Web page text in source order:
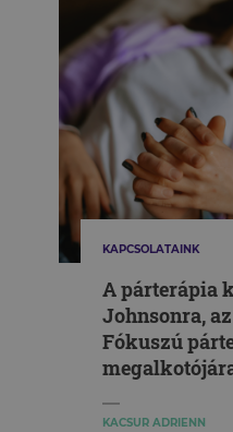
KAPCSOLATAINK
A párterápia
Johnsonra,
Fókuszú
KACSUR ADRIENN